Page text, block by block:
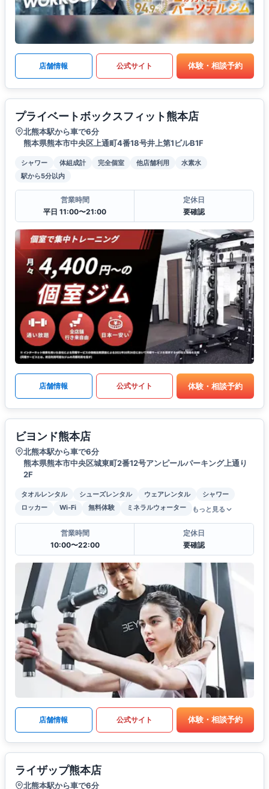
店舗情報 公式サイト 体験・相談予約
プライベートボックスフィット熊本店
北熊本駅から車で6分
熊本県熊本市中央区上通町4番18号井上第1ビルB1F
シャワー 体組成計 完全個室 他店舗利用
水素水
駅から5分以内
営業時間
平日 11:00〜21:00
定休日
要確認
店舗情報 公式サイト 体験・相談予約
ビヨンド熊本店
北熊本駅から車で6分
熊本県熊本市中央区城東町2番12号アンピールパーキング上通り
2F
タオルレンタル シューズレンタル ウェアレンタル
シャワー
ロッカー
Wi-Fi 無料体験 ミネラルウォーター もっと見る
営業時間
10:00〜22:00
定休日
要確認
店舗情報 公式サイト 体験・相談予約
ライザップ熊本店
北熊本駅から車で6分